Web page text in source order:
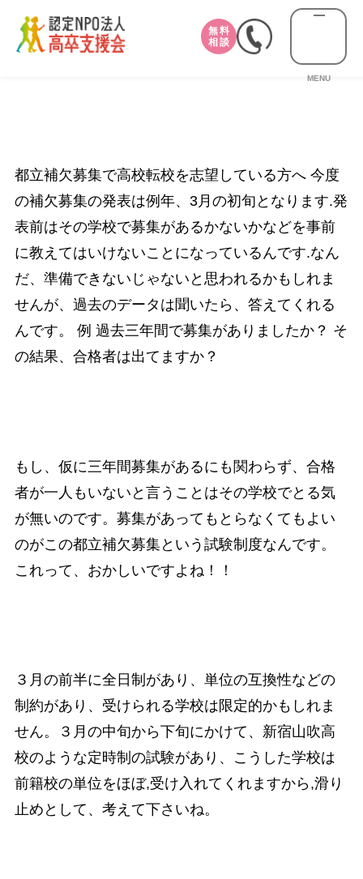
無料
相談
MENU
都立補欠募集で高校転校を志望している方へ 今度
の補欠募集の発表は例年、3月の初旬となります.発
表前はその学校で募集があるかないかなどを事前
に教えてはいけないことになっているんです.なん
だ、準備できないじゃないと思われるかもしれま
せんが、過去のデータは聞いたら、答えてくれる
んです。 例 過去三年間で募集がありましたか？ そ
の結果、合格者は出てますか？
もし、仮に三年間募集があるにも関わらず、合格
者が一人もいないと言うことはその学校でとる気
が無いのです。募集があってもとらなくてもよい
のがこの都立補欠募集という試験制度なんです。
これって、おかしいですよね！！
３月の前半に全日制があり、単位の互換性などの
制約があり、受けられる学校は限定的かもしれま
せん。３月の中旬から下旬にかけて、新宿山吹高
校のような定時制の試験があり、こうした学校は
前籍校の単位をほぼ,受け入れてくれますから,滑り
止めとして、考えて下さいね。